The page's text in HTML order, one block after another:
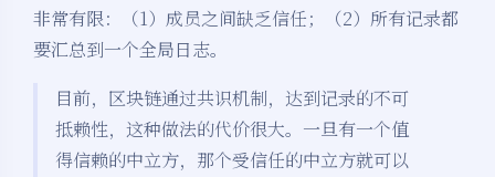
非常有限：（1）成员之间缺乏信任；（2）所有记录都
要汇总到一个全局日志。
目前，区块链通过共识机制，达到记录的不可
抵赖性，这种做法的代价很大。一旦有一个值
得信赖的中立方，那个受信任的中立方就可以